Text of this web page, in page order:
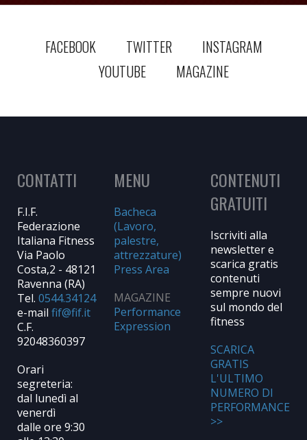
FACEBOOK TWITTER
INSTAGRAM
YOUTUBE
MAGAZINE
CONTATTI
F.I.F.
Federazione
Italiana Fitness
Via Paolo
Costa,2 - 48121
Ravenna (RA)
Tel. 0544.34124
e-mail
C.F.
92048360397
Orari
segreteria:
dal lunedì al
venerdì
dalle ore 9:30
MENU
Bacheca
(Lavoro,
palestre,
attrezzature)
Press Area
MAGAZINE
Performance
Expression
CONTENUTI
GRATUITI
Iscriviti alla
newsletter e
scarica gratis
contenuti
sempre nuovi
sul mondo del
fitness
SCARICA
GRATIS
L'ULTIMO
NUMERO DI
PERFORMANCE
>>